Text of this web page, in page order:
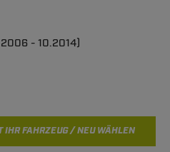
- 10.2014)
IHR FAHRZEUG / NEU WÄHLEN